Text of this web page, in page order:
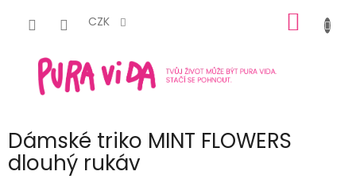
CZK
KOŠÍK
Dámské triko MINT FLOWERS
dlouhý rukáv